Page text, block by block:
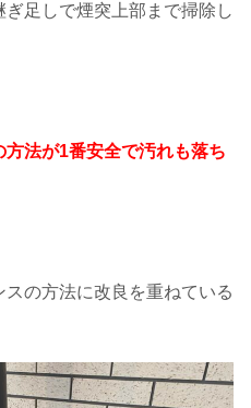
足しで煙突上部まで掃除し
方法が1番安全で汚れも落ち
の方法に改良を重ねている